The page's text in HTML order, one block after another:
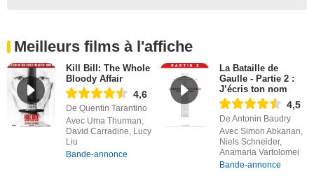
Meilleurs films à l'affiche
Kill Bill: The Whole
Bloody Affair
4,6
De Quentin Tarantino
Avec Uma Thurman,
David Carradine, Lucy
Liu
Bande-annonce
La Bataille de
Gaulle - Partie 2 :
J’écris ton nom
4,5
De Antonin Baudry
Avec Simon Abkarian,
Niels Schneider,
Anamaria Vartolomei
Bande-annonce